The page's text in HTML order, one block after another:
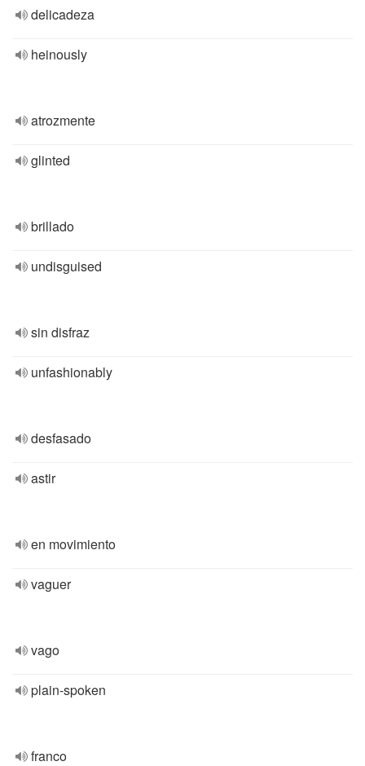
delicadeza
heinously
atrozmente
glinted
brillado
undisguised
sin disfraz
unfashionably
desfasado
astir
en movimiento
vaguer
vago
plain-spoken
franco